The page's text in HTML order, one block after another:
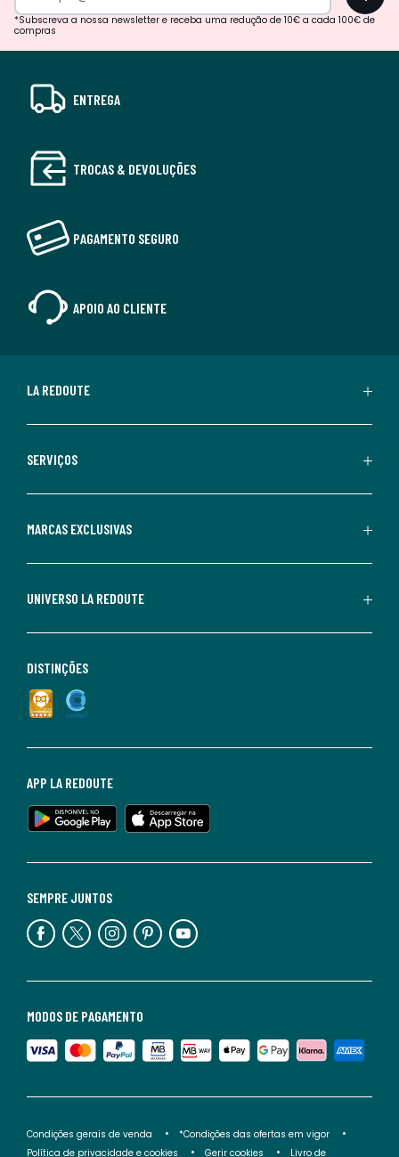
*Subscreva a nossa newsletter e receba uma redução de 10€ a cada 100€ de
compras
ENTREGA
TROCAS & DEVOLUÇÕES
PAGAMENTO SEGURO
APOIO AO CLIENTE
LA REDOUTE
SERVIÇOS
MARCAS EXCLUSIVAS
UNIVERSO LA REDOUTE
MODOS DE PAGAMENTO
SEMPRE JUNTOS
APP LA REDOUTE
DISTINÇÕES
Condições gerais de venda
*Condições das ofertas em vigor
Política de privacidade e cookies
Gerir cookies Livro de